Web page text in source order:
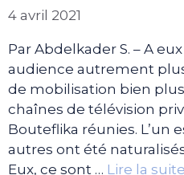
4 avril 2021
Par Abdelkader S. – A
audience autrement
de mobilisation bien
chaînes de télévision
Bouteflika réunies. L’un
autres ont été
Eux, ce sont … Lire la suite